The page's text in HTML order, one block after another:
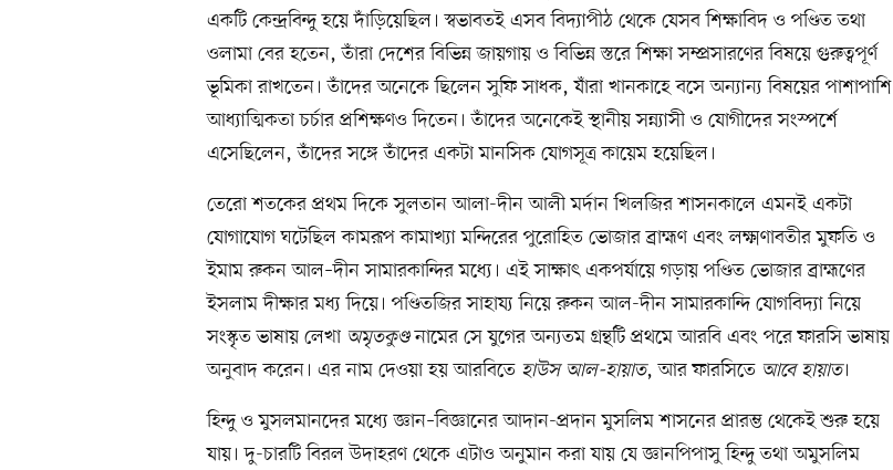
একটি কেন্দ্রবিন্দু হয়ে দাঁড়িয়েছিল। স্বভাবতই এসব বিদ্যাপীঠ থেকে যেসব শিক্ষাবিদ ও পণ্ডিত তথা
ওলামা বের হতেন, তাঁরা দেশের বিভিন্ন জায়গায় ও বিভিন্ন স্তরে শিক্ষা সম্প্রসারণের বিষয়ে গুরুত্বপূর্ণ
ভূমিকা রাখতেন। তাঁদের অনেকে ছিলেন সুফি সাধক, যাঁরা খানকাহে বসে অন্যান্য বিষয়ের পাশাপাশি
আধ্যাত্মিকতা চর্চার প্রশিক্ষণও দিতেন। তাঁদের অনেকেই স্থানীয় সন্ন্যাসী ও যোগীদের সংস্পর্শে
এসেছিলেন, তাঁদের সঙ্গে তাঁদের একটা মানসিক যোগসূত্র কায়েম হয়েছিল।
তেরো শতকের প্রথম দিকে সুলতান আলা-দীন আলী মর্দান খিলজির শাসনকালে এমনই একটা
যোগাযোগ ঘটেছিল কামরূপ কামাখ্যা মন্দিরের পুরোহিত ভোজার ব্রাহ্মণ এবং লক্ষ্মণাবতীর মুফতি ও
ইমাম রুকন আল–দীন সামারকান্দির মধ্যে। এই সাক্ষাৎ একপর্যায়ে গড়ায় পণ্ডিত ভোজার ব্রাহ্মণের
ইসলাম দীক্ষার মধ্য দিয়ে। পণ্ডিতজির সাহায্য নিয়ে রুকন আল-দীন সামারকান্দি যোগবিদ্যা নিয়ে
সংস্কৃত ভাষায় লেখা অমৃতকুণ্ডনামের সে যুগের অন্যতম গ্রন্থটি প্রথমে আরবি এবং পরে ফারসি ভাষায়
অনুবাদ করেন। এর নাম দেওয়া হয় আরবিতে হাউস আল-হায়াত, আর ফারসিতে আবে হায়াত।
হিন্দু ও মুসলমানদের মধ্যে জ্ঞান–বিজ্ঞানের আদান-প্রদান মুসলিম শাসনের প্রারম্ভ থেকেই শুরু হয়ে
যায়। দু-চারটি বিরল উদাহরণ থেকে এটাও অনুমান করা যায় যে জ্ঞানপিপাসু হিন্দু তথা অমুসলিম